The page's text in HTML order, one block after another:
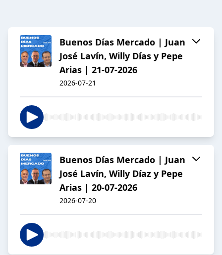
Buenos Días Mercado | Juan
José Lavín, Willy Días y Pepe
Arias | 21-07-2026
2026-07-21
Buenos Días Mercado | Juan
José Lavín, Willy Díaz y Pepe
Arias | 20-07-2026
2026-07-20